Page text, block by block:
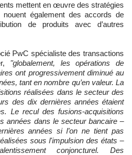
mettent en œuvre des stratégies
également des accords de
de produits avec d’autres
PwC spécialiste des transactions
"globalement, les opérations de
ont progressivement diminué au
tant en nombre qu’en valeur. La
réalisées dans le secteur des
des dix dernières années étaient
Le recul des fusions-acquisitions
années dans le secteur bancaire –
années si l’on ne tient pas
sous l'impulsion des états –
conjoncturel. Des